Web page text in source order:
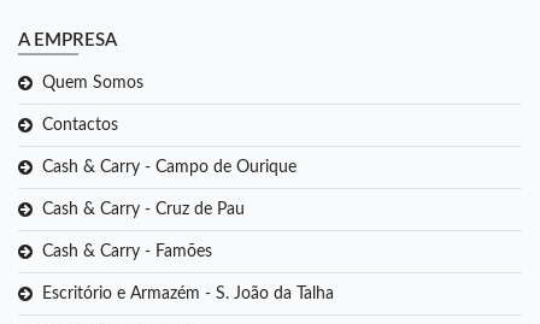
A EMPRESA
Quem Somos
Contactos
Cash & Carry - Campo de Ourique
Cash & Carry - Cruz de Pau
Cash & Carry - Famões
Escritório e Armazém - S. João da Talha